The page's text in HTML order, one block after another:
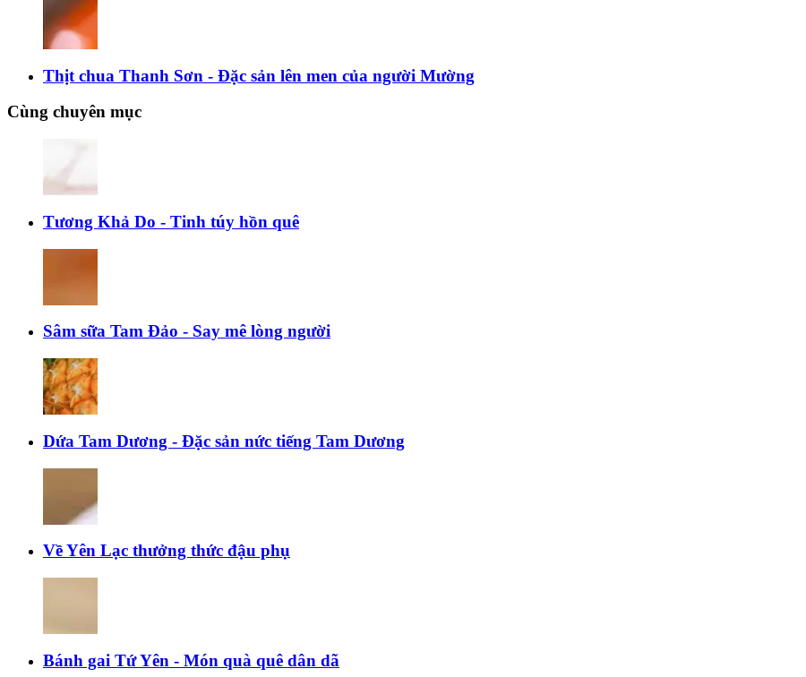
Thịt chua Thanh Sơn - Đặc sản lên men của người Mường
Cùng chuyên mục
Tương Khả Do - Tinh túy hồn quê
Sâm sữa Tam Đảo - Say mê lòng người
Dứa Tam Dương - Đặc sản nức tiếng Tam Dương
Về Yên Lạc thưởng thức đậu phụ
Bánh gai Tứ Yên - Món quà quê dân dã